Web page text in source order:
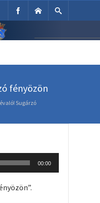
fényözön
Sugárzó
00:00